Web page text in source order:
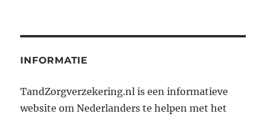
INFORMATIE
TandZorgverzekering.nl is een informatieve
website om Nederlanders te helpen met het